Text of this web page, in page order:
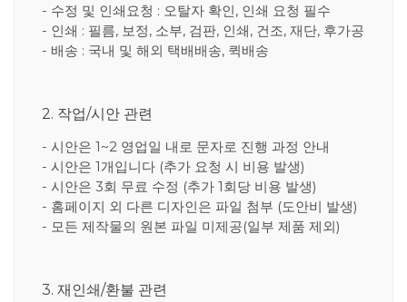
- 수정 및 인쇄요청 : 오탈자 확인, 인쇄 요청 필수
- 인쇄 : 필름, 보정, 소부, 검판, 인쇄, 건조, 재단, 후가공
- 배송 : 국내 및 해외 택배배송, 퀵배송
2. 작업/시안 관련
- 시안은 1~2 영업일 내로 문자로 진행 과정 안내
- 시안은 1개입니다 (추가 요청 시 비용 발생)
- 시안은 3회 무료 수정 (추가 1회당 비용 발생)
- 홈페이지 외 다른 디자인은 파일 첨부 (도안비 발생)
- 모든 제작물의 원본 파일 미제공(일부 제품 제외)
3. 재인쇄/환불 관련